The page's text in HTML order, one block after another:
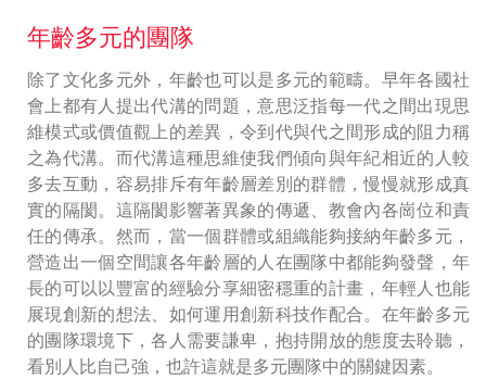
年齡多元的團隊
除了文化多元外，年齡也可以是多元的範疇。早年各國社
會上都有人提出代溝的問題，意思泛指每一代之間出現思
維模式或價值觀上的差異，令到代與代之間形成的阻力稱
之為代溝。而代溝這種思維使我們傾向與年紀相近的人較
多去互動，容易排斥有年齡層差別的群體，慢慢就形成真
實的隔閡。這隔閡影響著異象的傳遞、教會內各崗位和責
任的傳承。然而，當一個群體或組織能夠接納年齡多元，
營造出一個空間讓各年齡層的人在團隊中都能夠發聲，年
長的可以以豐富的經驗分享細密穩重的計畫，年輕人也能
展現創新的想法、如何運用創新科技作配合。在年齡多元
的團隊環境下，各人需要謙卑，抱持開放的態度去聆聽，
看別人比自己強，也許這就是多元團隊中的關鍵因素。